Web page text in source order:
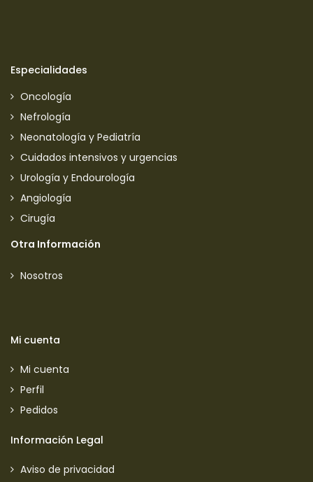
Especialidades
Oncología
Nefrología
Neonatología y Pediatría
Cuidados intensivos y urgencias
Urología y Endourología
Angiología
Cirugía
Otra Información
Nosotros
Mi cuenta
Mi cuenta
Perfil
Pedidos
Información Legal
Aviso de privacidad